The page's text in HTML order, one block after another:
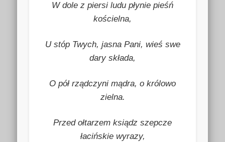
W dole z piersi ludu płynie pieśń
kościelna,
U stóp Twych, jasna Pani, wieś swe
dary składa,
O pół rządczyni mądra, o królowo
zielna.
Przed ołtarzem ksiądz szepcze
łacińskie wyrazy,